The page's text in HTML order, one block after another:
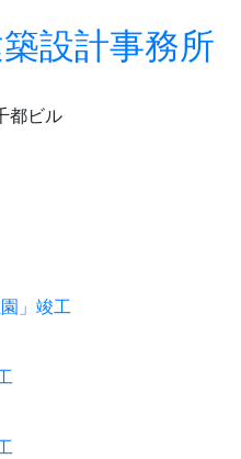
設計事務所
都ビル
」竣工